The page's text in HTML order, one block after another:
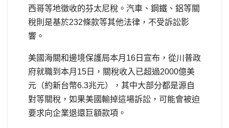
西哥等地徵收的芬太尼稅。汽車、鋼鐵、鋁等關
稅則是基於232條款等其他法律，不受訴訟影
響。
美國海關和邊境保護局本月16日宣布，從川普政
府就職到本月15日，關稅收入已超過2000億美
元（約新台幣6.3兆元），其中大部分都是源自
對等關稅，如果美國輸掉這場訴訟，可能會被迫
要求向企業退還巨額款項。